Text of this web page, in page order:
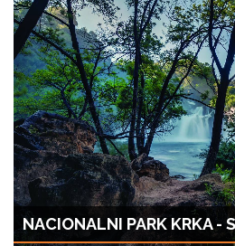
NACIONALNI PARK KRKA -